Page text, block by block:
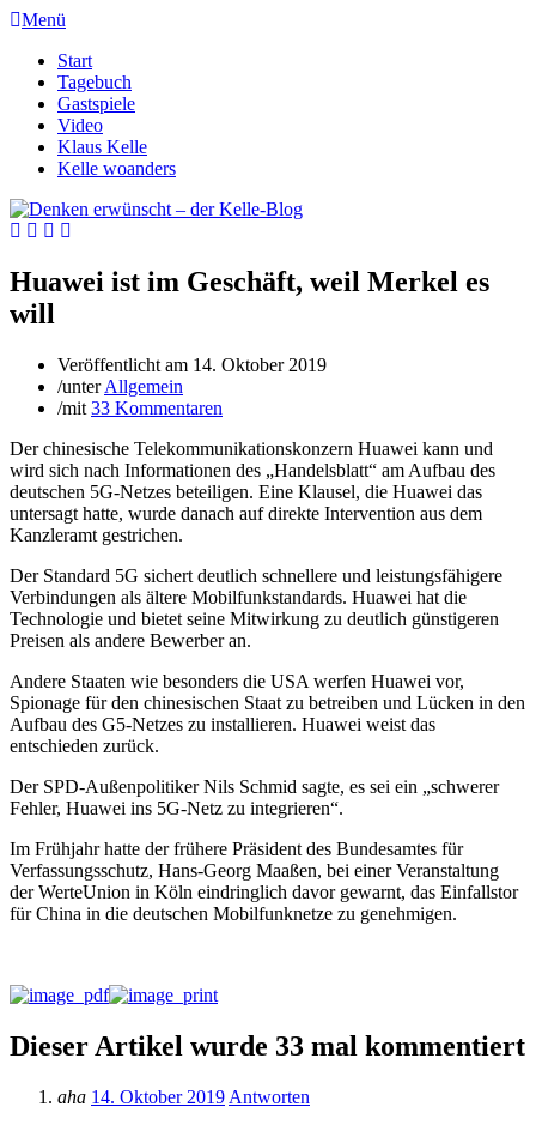
Menü
Start
Tagebuch
Gastspiele
Video
Klaus Kelle
Kelle woanders
Huawei ist im Geschäft, weil Merkel es
will
Veröffentlicht am 14. Oktober 2019
/unterAllgemein
/mit 33 Kommentaren
Der chinesische Telekommunikationskonzern Huawei kann und
wird sich nach Informationen des „Handelsblatt“ am Aufbau des
deutschen 5G-Netzes beteiligen. Eine Klausel, die Huawei das
untersagt hatte, wurde danach auf direkte Intervention aus dem
Kanzleramt gestrichen.
Der Standard 5G sichert deutlich schnellere und leistungsfähigere
Verbindungen als ältere Mobilfunkstandards. Huawei hat die
Technologie und bietet seine Mitwirkung zu deutlich günstigeren
Preisen als andere Bewerber an.
Andere Staaten wie besonders die USA werfen Huawei vor,
Spionage für den chinesischen Staat zu betreiben und Lücken in den
Aufbau des G5-Netzes zu installieren. Huawei weist das
entschieden zurück.
Der SPD-Außenpolitiker Nils Schmid sagte, es sei ein „schwerer
Fehler, Huawei ins 5G-Netz zu integrieren“.
Im Frühjahr hatte der frühere Präsident des Bundesamtes für
Verfassungsschutz, Hans-Georg Maaßen, bei einer Veranstaltung
der WerteUnion in Köln eindringlich davor gewarnt, das Einfallstor
für China in die deutschen Mobilfunknetze zu genehmigen.
Dieser Artikel wurde 33 mal kommentiert
aha 14. Oktober 2019 Antworten